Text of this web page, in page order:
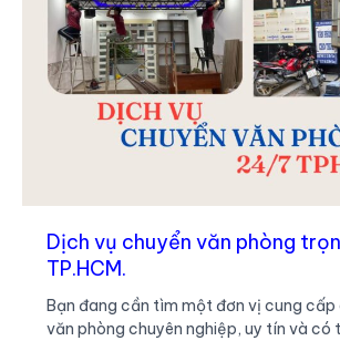
Dịch vụ chuyển văn phòng
TP.HCM.
Bạn đang cần tìm một đơn vị cung cấp
văn phòng chuyên nghiệp, uy tín và có